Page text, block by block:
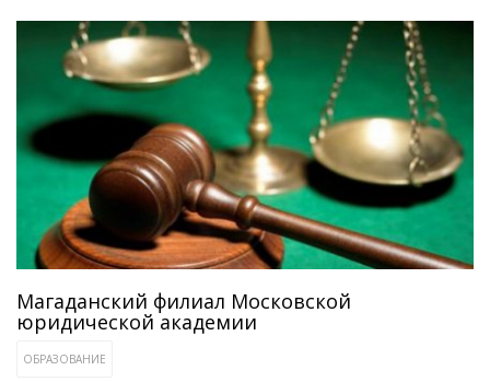
Магаданский филиал Московской
юридической академии
ОБРАЗОВАНИЕ